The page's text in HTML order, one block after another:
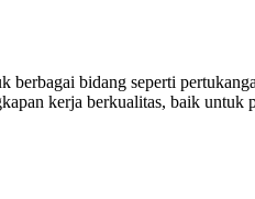
berbagai bidang seperti
kerja berkualitas, baik untuk